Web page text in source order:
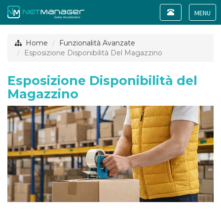
Toggle
navigation
Home
Funzionalità Avanzate
Esposizione Disponibilità Del Magazzino
Esposizione Disponibilità del
Magazzino